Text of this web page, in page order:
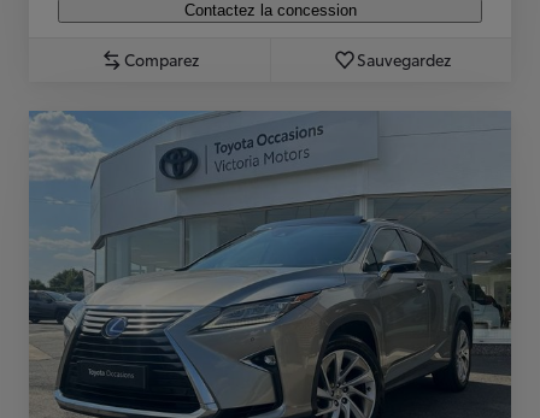
Contactez la concession
Comparez Sauvegardez